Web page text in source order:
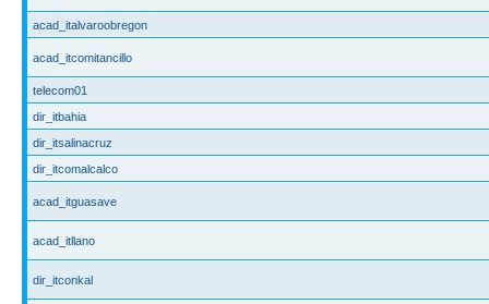
acad_italvaroobregon
acad_itcomitancillo
telecom01
dir_itbahia
dir_itsalinacruz
dir_itcomalcalco
acad_itguasave
acad_itllano
dir_itconkal